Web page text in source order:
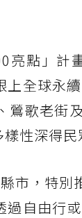
亮點」計
全球永
歌老街
性深得民
市，特
自由行